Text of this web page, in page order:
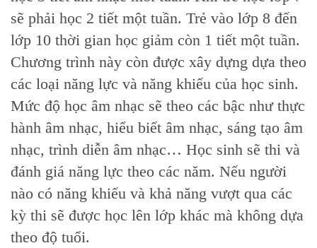
sẽ phải học 2 tiết một tuần. Trẻ vào lớp 8 đến
lớp 10 thời gian học giảm còn 1 tiết một tuần.
Chương trình này còn được xây dựng dựa theo
các loại năng lực và năng khiếu của học sinh.
Mức độ học âm nhạc sẽ theo các bậc như thực
hành âm nhạc, hiểu biết âm nhạc, sáng tạo âm
nhạc, trình diễn âm nhạc… Học sinh sẽ thi và
đánh giá năng lực theo các năm. Nếu người
nào có năng khiếu và khả năng vượt qua các
kỳ thi sẽ được học lên lớp khác mà không dựa
theo độ tuổi.